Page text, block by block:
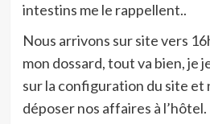
intestins me le rappellent..
Nous arrivons sur site vers
mon dossard, tout va bien,
sur la configuration du site et
déposer nos affaires à l’hôtel.